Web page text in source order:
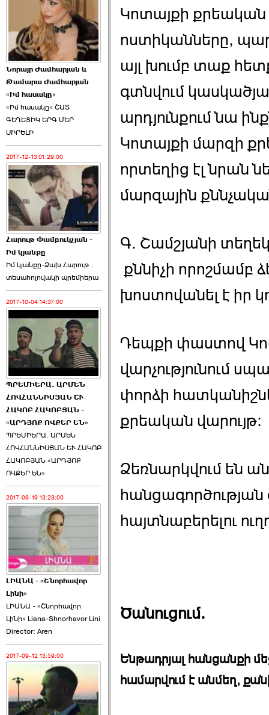
Որպես ընդդիմադիր
ընտրող՝ ›››
Նորայր Ժամհարյան և
Թամարա Ժամհարյան
«Իմ հասակը»
«Իմ հասակը» ՇԱՏ
ԳԵՂԵՑԻԿ ԵՐԳ ՄԵՐ
ՍԻՐԵԼԻ
2017-12-13 01:29:00
Հարութ Փամբուկչյան -
Իմ կյանքը
Իմ կյանքը-Ձախ Հարnւթ․
տեuաhnլnվակի պրեմիերա
2017-10-04 14:37:00
ՊՐԵՄԻԵՐԱ. ԱՐՄԵՆ
ՀՈՎՀԱՆՆԻՍՅԱՆ ԵՒ
ՀԱԿՈԲ ՀԱԿՈԲՅԱՆ -
«ԱՐԴՅՈՔ ՈՎՔԵՐ ԵՆ»
ՊՐԵՄԻԵՐԱ. ԱՐՄԵՆ
ՀՈՎՀԱՆՆԻՍՅԱՆ ԵՒ ՀԱԿՈԲ
ՀԱԿՈԲՅԱՆ «ԱՐԴՅՈՔ
ՈՎՔԵՐ ԵՆ»
2017-09-19 13:23:00
ԼԻԱՆԱ - «Շնորհավոր
Լինի»
ԼԻԱՆԱ - «Շնորհավոր
Լինի» Liana-Shnorhavor Lini
Director: Aren
2017-09-12 13:59:00
Կոտայքի քրեական
ոստիկանները,
այլ խումբ տաք
գտնվում
արդյունքում նա
Կոտայքի մարզի
որտեղից էլ նրան
մարզային
Գ. Շամշյանի
քննիչի որոշմամբ
խոստովանել է իր
Դեպքի փաստով
վարչությունում
փորձի
քրեական վարույթ։
Ձեռնարկվում են
հայտնաբերելու
Ծանուցում.
Ենթադրյալ հանցանքի
համարվում է անմեղ,